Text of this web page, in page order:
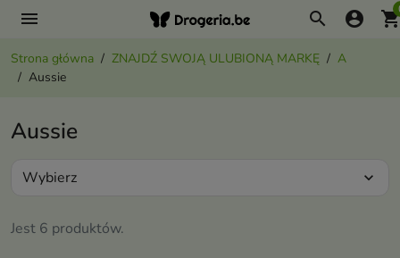
menu search account_circle
Strona główna ZNAJDŹ SWOJĄ ULUBIONĄ MARKĘ
A
Aussie
Aussie
Jest 6 produktów.
Wybierz expand_more